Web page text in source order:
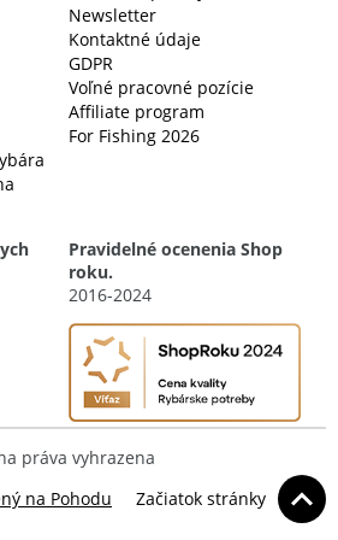
Newsletter
Kontaktné údaje
GDPR
Voľné pracovné pozície
Affiliate program
For Fishing 2026
Pravidelné ocenenia Shop
roku.
2016-2024
práva vyhrazena
na Pohodu
Začiatok stránky